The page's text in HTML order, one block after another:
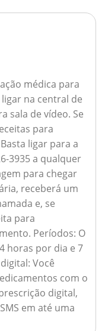
médica para
na central de
sala de vídeo. Se
para
Basta ligar para a
3935 a qualquer
para chegar
receberá um
e, se
para
Períodos: O
horas por dia e 7
Você
com o
digital,
em até uma